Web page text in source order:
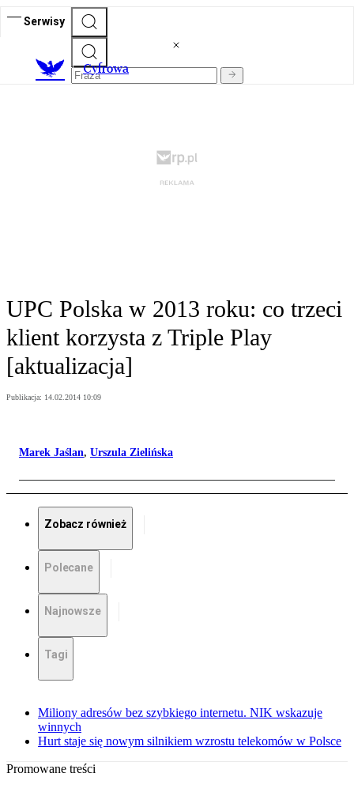
Serwisy
Cyfrowa
UPC Polska w 2013 roku: co trzeci
klient korzysta z Triple Play
[aktualizacja]
Publikacja: 14.02.2014 10:09
Marek Jaślan, Urszula Zielińska
Zobacz również
Polecane
Najnowsze
Tagi
Miliony adresów bez szybkiego internetu. NIK wskazuje
winnych
Hurt staje się nowym silnikiem wzrostu telekomów w Polsce
Promowane treści